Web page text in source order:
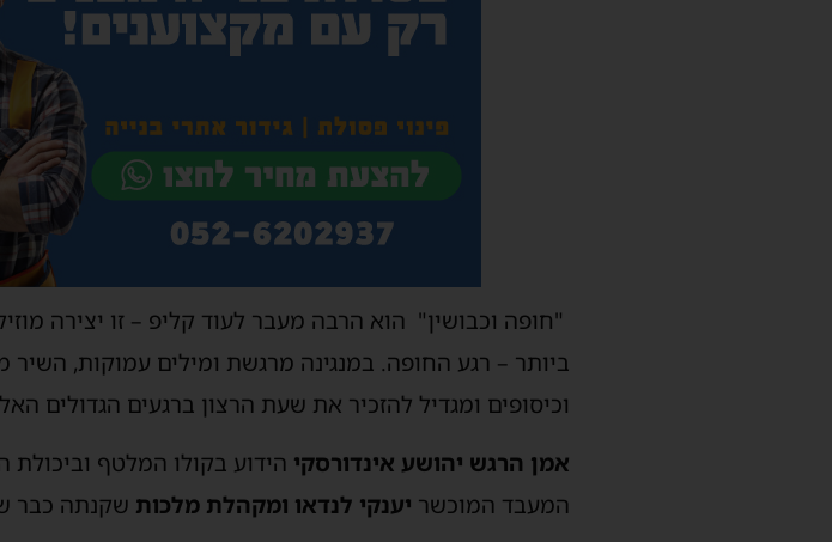
"חופה וכבושין" הוא הרבה מעבר לעוד קליפ – זו יצירה
ביותר – רגע החופה. במנגינה מרגשת ומילים עמוקות, השיר
וכיסופים ומגדיל להזכיר את שעת הרצון ברגעים הגדולים
אמן הרגש יהושע אינדורסקי הידוע בקולו המלטף
המעבד המוכשר יענקי לנדאו ומקהלת מלכות שקנתה כבר